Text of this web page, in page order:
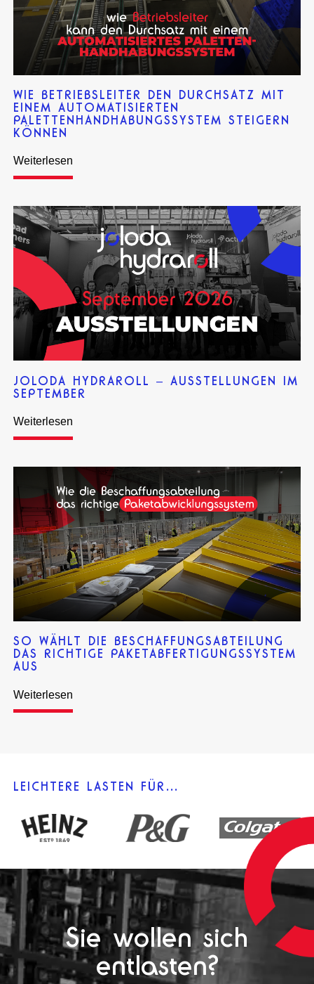
WIE BETRIEBSLEITER DEN DURCHSATZ MIT
EINEM AUTOMATISIERTEN
PALETTENHANDHABUNGSSYSTEM STEIGERN
KÖNNEN
Weiterlesen
JOLODA HYDRAROLL – AUSSTELLUNGEN IM
SEPTEMBER
Weiterlesen
SO WÄHLT DIE BESCHAFFUNGSABTEILUNG
DAS RICHTIGE PAKETABFERTIGUNGSSYSTEM
AUS
Weiterlesen
LEICHTERE LASTEN FÜR…
Sie wollen sich
entlasten?